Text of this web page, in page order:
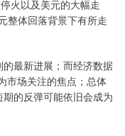
火以及美元的大幅走
整体回落背景下有所走
最新进展；而经济数据
市场关注的焦点；总体
的反弹可能依旧会成为